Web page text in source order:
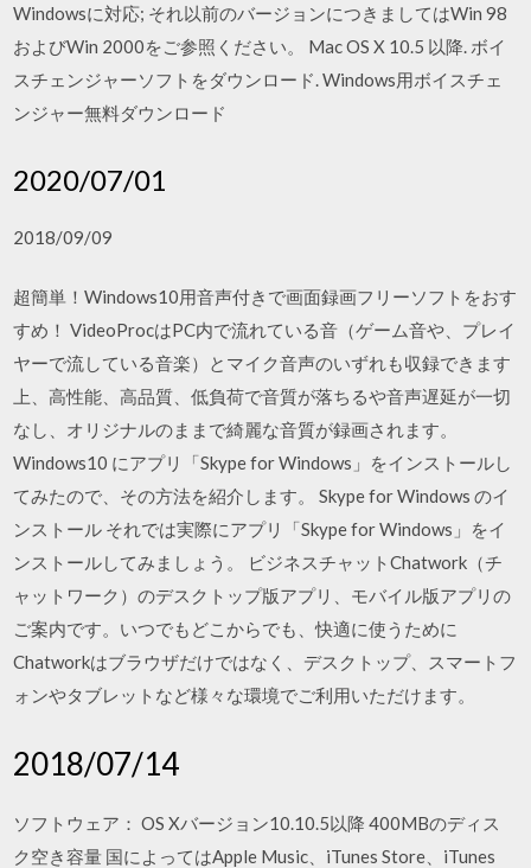
Windowsに対応; それ以前のバージョンにつきましてはWin 98
およびWin 2000をご参照ください。 Mac OS X 10.5 以降. ボイ
スチェンジャーソフトをダウンロード. Windows用ボイスチェ
ンジャー無料ダウンロード
2020/07/01
2018/09/09
超簡単！Windows10用音声付きで画面録画フリーソフトをおす
すめ！ VideoProcはPC内で流れている音（ゲーム音や、プレイ
ヤーで流している音楽）とマイク音声のいずれも収録できます
上、高性能、高品質、低負荷で音質が落ちるや音声遅延が一切
なし、オリジナルのままで綺麗な音質が録画されます。
Windows10 にアプリ「Skype for Windows」をインストールし
てみたので、その方法を紹介します。 Skype for Windows のイ
ンストール それでは実際にアプリ「Skype for Windows」をイ
ンストールしてみましょう。 ビジネスチャットChatwork（チ
ャットワーク）のデスクトップ版アプリ、モバイル版アプリの
ご案内です。いつでもどこからでも、快適に使うために
Chatworkはブラウザだけではなく、デスクトップ、スマートフ
ォンやタブレットなど様々な環境でご利用いただけます。
2018/07/14
ソフトウェア： OS Xバージョン10.10.5以降 400MBのディス
ク空き容量 国によってはApple Music、iTunes Store、iTunes